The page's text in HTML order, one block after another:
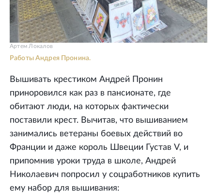
Работы Андрея Пронина.
Артем Локалов
Вышивать крестиком Андрей Пронин
приноровился как раз в пансионате, где
обитают люди, на которых фактически
поставили крест. Вычитав, что вышиванием
занимались ветераны боевых действий во
Франции и даже король Швеции Густав V, и
припомнив уроки труда в школе, Андрей
Николаевич попросил у соцработников купить
ему набор для вышивания: